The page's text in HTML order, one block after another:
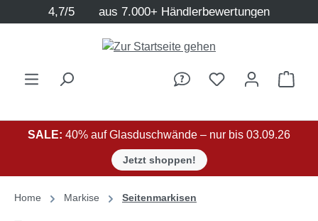
Zum Hauptinhalt springen
4,7/5 aus 7.000+ Händlerbewertungen
SALE: 40% auf Glasduschwände – nur bis 03.09.26
Jetzt shoppen!
Home Markise Seitenmarkisen